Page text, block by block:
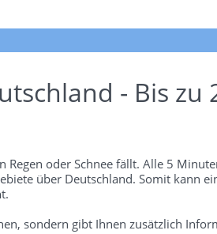
- Bis zu
Regen oder Schnee fällt. Alle 5
über Deutschland. Somit kann
sondern gibt Ihnen zusätzlich